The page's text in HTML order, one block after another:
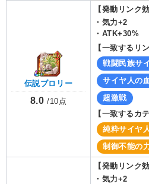
伝説ブロリー
8.0 /10点
【発動リンク
・ 気力+2
・ ATK+30%
【一致するリ
戦闘民族サ
サイヤ人の
超激戦
【一致するカ
純粋サイヤ
制御不能の
【発動リンク
・ 気力+2